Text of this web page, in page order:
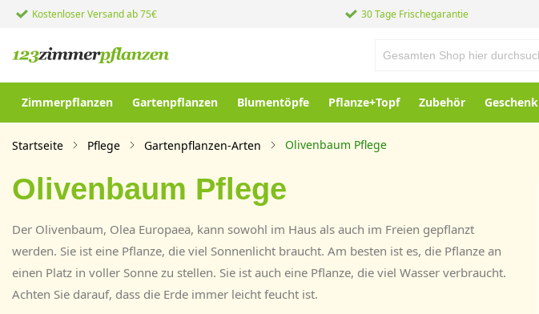
Kostenloser Versand ab 75€ 30 Tage Frischegarantie
Zimmerpflanzen Gartenpflanzen Blumentöpfe Pflanze+Topf Zubehör Geschenk
Startseite Pflege Gartenpflanzen-Arten Olivenbaum Pflege
Olivenbaum Pflege
Der Olivenbaum, Olea Europaea, kann sowohl im Haus als auch im Freien gepflanzt
werden. Sie ist eine Pflanze, die viel Sonnenlicht braucht. Am besten ist es, die Pflanze an
einen Platz in voller Sonne zu stellen. Sie ist auch eine Pflanze, die viel Wasser verbraucht.
Achten Sie darauf, dass die Erde immer leicht feucht ist.